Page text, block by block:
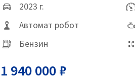
2023 г.
Автомат робот
Бензин
1 940 000 ₽